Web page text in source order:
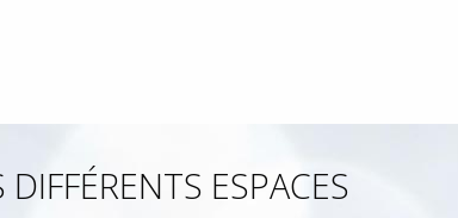
DIFFÉRENTS ESPACES